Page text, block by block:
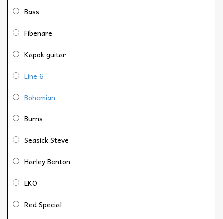
Bass
Fibenare
Kapok guitar
Line 6
Bohemian
Burns
Seasick Steve
Harley Benton
EKO
Red Special